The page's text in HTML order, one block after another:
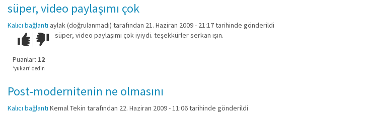
süper, video paylaşımı çok
Kalıcı bağlantı aylak (doğrulanmadı) tarafından 21. Haziran 2009 - 21:17 tarihinde gönderildi
Çok iyi!O
kadar
iyi
değil!
Puanlar: 12
‘yukarı’ dedin
süper, video paylaşımı çok iyiydi. teşekkürler serkan ışın.
Post-modernitenin ne olmasını
Kalıcı bağlantı Kemal Tekin tarafından 22. Haziran 2009 - 11:06 tarihinde gönderildi